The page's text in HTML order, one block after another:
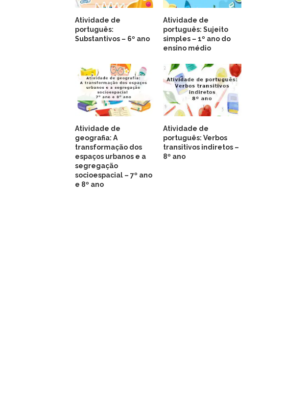
Atividade de
português:
Substantivos – 6º ano
Atividade de
português: Sujeito
simples – 1º ano do
ensino médio
Atividade de
geografia: A
transformação dos
espaços urbanos e a
segregação
socioespacial – 7º ano
e 8º ano
Atividade de
português: Verbos
transitivos indiretos –
8º ano